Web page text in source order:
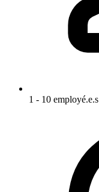
1 - 10 employé.e.s